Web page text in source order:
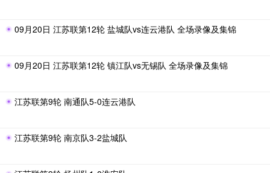
09月20日 江苏联第12轮 盐城队vs连云港队 全场录像及集锦
09月20日 江苏联第12轮 镇江队vs无锡队 全场录像及集锦
江苏联第9轮 南通队5-0连云港队
江苏联第9轮 南京队3-2盐城队